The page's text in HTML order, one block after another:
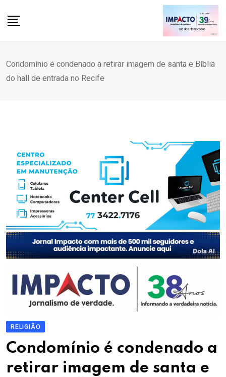
Condomínio é condenado a retirar imagem de santa e Bíblia
do hall de entrada no Recife
RELIGIÃO
Condomínio é condenado a
retirar imagem de santa e